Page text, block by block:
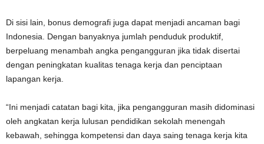
Di sisi lain, bonus demografi juga dapat menjadi ancaman bagi
Indonesia. Dengan banyaknya jumlah penduduk produktif,
berpeluang menambah angka pengangguran jika tidak disertai
dengan peningkatan kualitas tenaga kerja dan penciptaan
lapangan kerja.
“Ini menjadi catatan bagi kita, jika pengangguran masih didominasi
oleh angkatan kerja lulusan pendidikan sekolah menengah
kebawah, sehingga kompetensi dan daya saing tenaga kerja kita